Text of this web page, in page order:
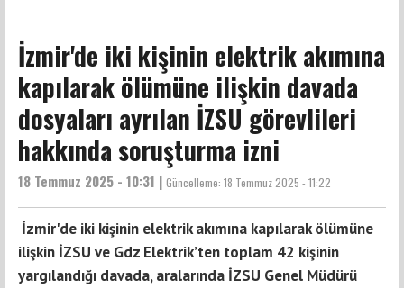
İzmir'de iki kişinin elektrik akımına
kapılarak ölümüne ilişkin davada
dosyaları ayrılan İZSU görevlileri
hakkında soruşturma izni
18 Temmuz 2025 - 10:31 | Güncelleme: 18 Temmuz 2025 - 11:22
İzmir'de iki kişinin elektrik akımına kapılarak ölümüne
ilişkin İZSU ve Gdz Elektrik’ten toplam 42 kişinin
yargılandığı davada, aralarında İZSU Genel Müdürü